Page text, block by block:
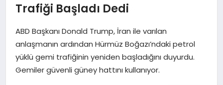
SAĞLIK
TEKNOLOJI
YAŞAM
Trafiği Başladı Dedi
ABD Başkanı Donald Trump, İran ile varılan
anlaşmanın ardından Hürmüz Boğazı’ndaki petrol
yüklü gemi trafiğinin yeniden başladığını duyurdu.
Gemiler güvenli güney hattını kullanıyor.